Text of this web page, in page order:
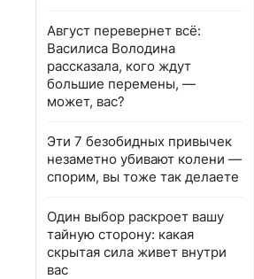
Август перевернет всё:
Василиса Володина
рассказала, кого ждут
большие перемены, —
может, вас?
Эти 7 безобидных привычек
незаметно убивают колени —
спорим, вы тоже так делаете
Один выбор раскроет вашу
тайную сторону: какая
скрытая сила живет внутри
вас